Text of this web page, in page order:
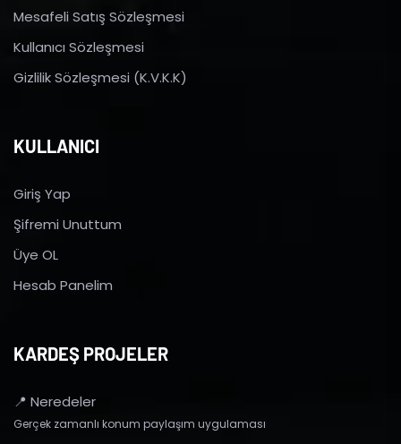
Mesafeli Satış Sözleşmesi
Kullanıcı Sözleşmesi
Gizlilik Sözleşmesi (K.V.K.K)
KULLANICI
Giriş Yap
Şifremi Unuttum
Üye OL
Hesab Panelim
KARDEŞ PROJELER
📍 Neredeler
Gerçek zamanlı konum paylaşım uygulaması